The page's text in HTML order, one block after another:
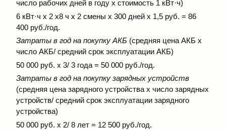
число рабочих дней в году х стоимость 1 кВт·ч)
6 кВт·ч х 2 х8 ч х 2 смены х 300 дней х 1,5 руб. = 86
400 руб./год.
Затраты в год на покупку АКБ (средняя цена АКБ х
число АКБ/ средний срок эксплуатации АКБ)
50 000 руб. х 3/ 3 года = 50 000 руб./год.
Затраты в год на покупку зарядных устройств
(средняя цена зарядного устройства х число зарядных
устройств/ средний срок эксплуатации зарядного
устройства)
50 000 руб. х 2/ 8 лет = 12 500 руб./год.